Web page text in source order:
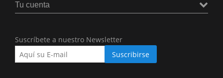
Tu cuenta
Suscríbete a nuestro Newsletter